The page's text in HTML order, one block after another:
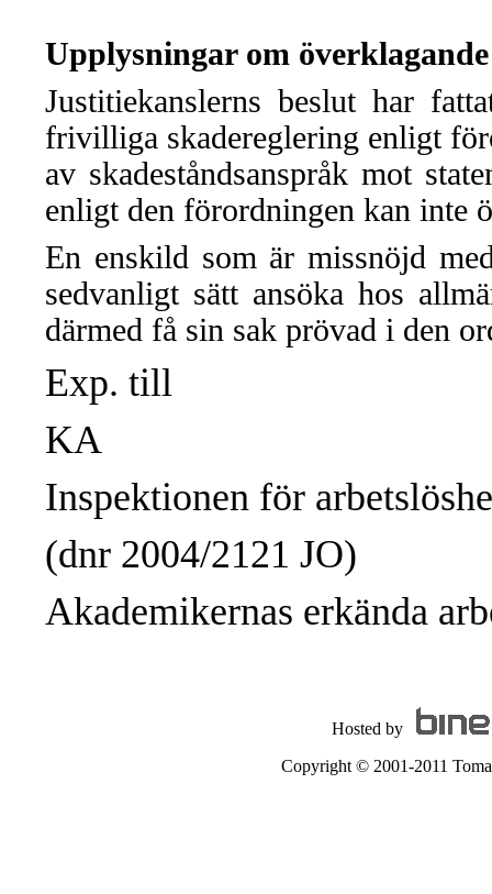
Upplysningar om
Justitiekanslerns beslut har
frivilliga skadereglering enligt
av skadeståndsanspråk mot
enligt den förordningen kan inte
En enskild som är missnöjd
sedvanligt sätt ansöka hos
därmed få sin sak prövad i den
Exp. till
KA
Inspektionen för
(dnr 2004/2121 JO)
Akademikernas erkända
Hosted by
Copyright © 2001-2011